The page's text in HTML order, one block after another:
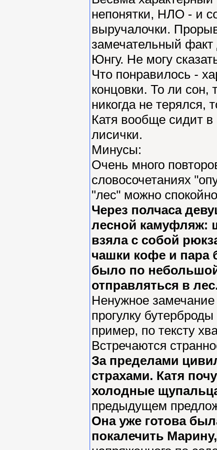
непонятки, НЛО - и
выручалочки.
замечательный
Юнгу. Не могу
Что понравилось -
концовки. То ли сон,
никогда не терялся,
Катя вообще сидит
лисички.
Минусы:
Очень много
словосочетаниях
"лес" можно
Через полчаса
лесной камуфляж:
взяла с собой
чашки кофе и пара
было по
отправляться в
Ненужное
прогулку
пример, по тексту
Встречаются
За пределами
страхами. Катя
холодные
предыдущем
Она уже готова
покалечить